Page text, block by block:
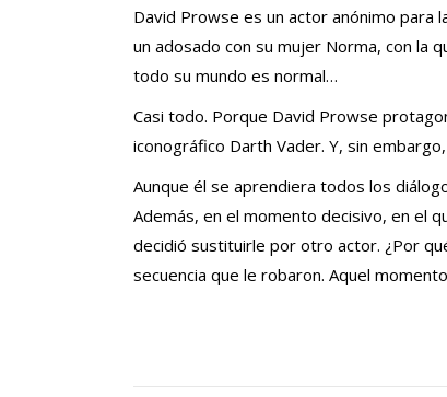
David Prowse es un actor anónimo para
un adosado con su mujer Norma, con la
todo su mundo es normal…
Casi todo. Porque David Prowse
iconográfico Darth Vader. Y, sin
Aunque él se aprendiera todos los
Además, en el momento decisivo, en el
decidió sustituirle por otro actor. ¿Por
secuencia que le robaron. Aquel